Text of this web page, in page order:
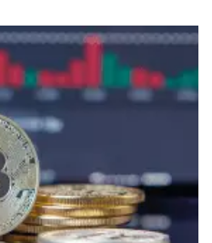
với mức tăng hơn...